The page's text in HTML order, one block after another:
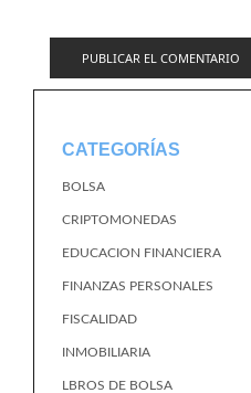
CATEGORÍAS
BOLSA
CRIPTOMONEDAS
EDUCACION FINANCIERA
FINANZAS PERSONALES
FISCALIDAD
INMOBILIARIA
LBROS DE BOLSA